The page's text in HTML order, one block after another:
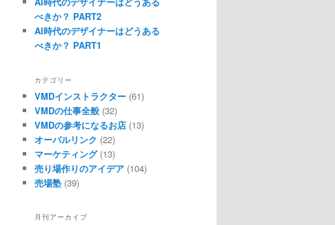
べきか？ PART2
AI時代のデザイナーはどうある
べきか？ PART1
カテゴリー
VMDインストラクター (61)
VMDの仕事全般 (32)
VMDの参考になるお店 (13)
オーバルリンク (22)
マーケティング(13)
売り場作りのアイデア (104)
売場塾 (39)
月刊アーカイブ